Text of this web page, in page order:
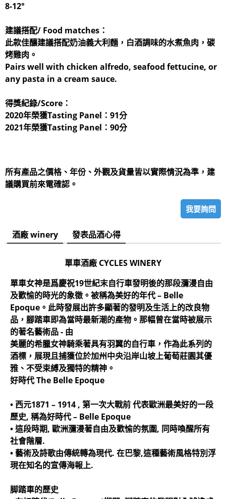
8-12°
建議搭配/ Food matches：
此款佳釀建議搭配奶油義大利麵，白酒調味的水煮魚肉，碳
烤雞肉。
Pairs well with chicken alfredo, seafood fettucine, or
any pasta in a cream sauce.
得獎紀錄/Score：
2020年榮獲Tasting Panel：91分
2021年榮獲Tasting Panel：90分
所有產品之價格、年份、外觀及貨量皆以實際情況為準，建
議購買前來電確認。
我要詢問
酒廠 winery 發表品酒心得
單車酒廠 CYCLES WINERY
單車女神是爲慶祝19世紀末自行車發明後的那段瀰漫自由
及歡愉的時光的象徵。被稱為美好的年代 – Belle
Epoque。此時發展出許多顯著的發明及生活上的改良物
品，腳踏車即為當時最新潮的產物。那幅曾在當時被展示
的著名藝術品 - 由
美麗的希臘女神騎乘著具有羽翼的自行車，作為此系列的
酒標，展現且捕獲位於加州中央沿岸山坡上葡萄莊園其優
雅、不受束縛及獨特的精神。
好時代 The Belle Epoque
• 西元1871 – 1914 , 第一次大戰前 代表歐洲最美好的一段
歷史, 稱為好時代 – Belle Epoque
• 這段時期, 歐洲瀰漫著自由及歡愉的氛圍, 同時喚醒所有
社會階層.
• 藝術及詩歌由傳統轉為現代. 在巴黎,這種藝術風格特別浮
現在知名的宣傳海報上.
脚踏車的歷史